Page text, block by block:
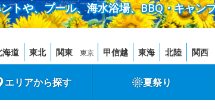
トや、プール、海水浴場、BBQ・キャン
海道 東北 関東 東京 甲信越 東海 北陸 関西
エリアから探す 夏祭り